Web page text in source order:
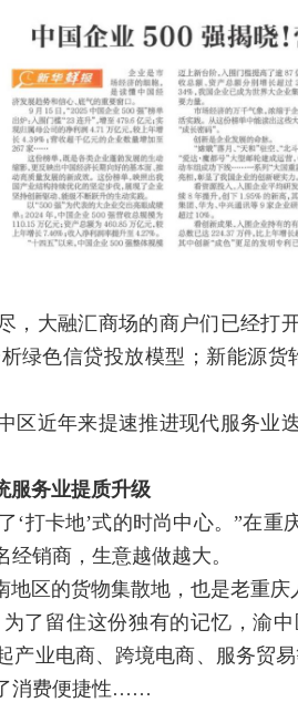
，大融汇商场的商户们已经打
绿色信贷投放模型；新能源
区近年来提速推进现代服务业
服务业提质升级
‘打卡地’式的时尚中心。”在
销商，生意越做越大。
区的货物集散地，也是老重庆
了留住这份独有的记忆，渝
产业电商、跨境电商、服务贸
消费便捷性……